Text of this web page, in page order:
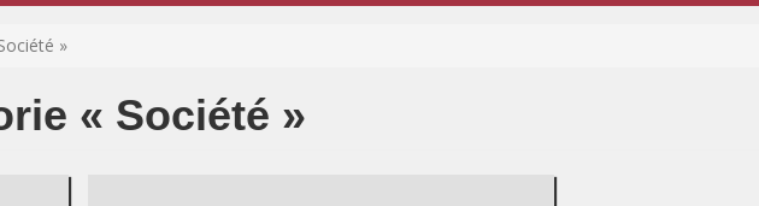
»
« Société »